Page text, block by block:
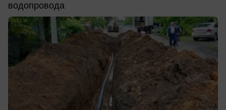
водопровода